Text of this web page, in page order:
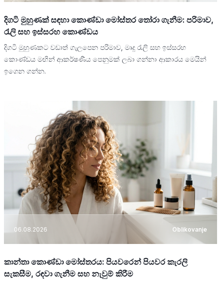
දිගටි මුහුණක් සඳහා කොණ්ඩා මෝස්තර තෝරා ගැනීම: පරිමාව,
රැලි සහ ඉස්සරහ කොණ්ඩය
දිගටි මුහුණකට වඩාත් ගැලපෙන පරිමාව, මෘදු රැලි සහ ඉස්සරහ
කොණ්ඩය මඟින් ආකර්ෂණීය පෙනුමක් ලබා ගන්නා ආකාරය මෙයින්
ඉගෙන ගන්න.
06.08.2026 Oblikovanje
කාන්තා කොණ්ඩා මෝස්තරය: පියවරෙන් පියවර කැරලි
සැකසීම, රඳවා ගැනීම සහ නැවුම් කිරීම